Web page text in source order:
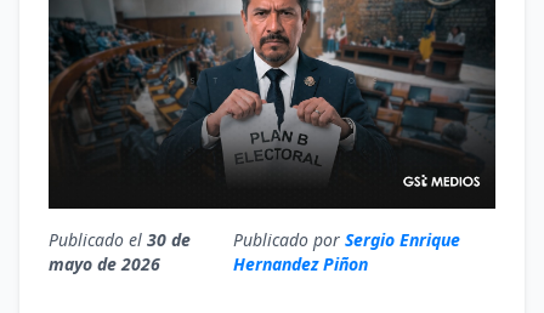
Publicado el 30 de
mayo de 2026
Publicado porSergio Enrique
Hernandez Piñon